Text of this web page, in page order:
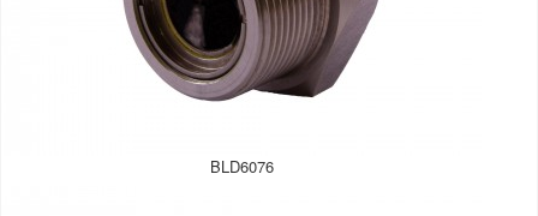
BLD6076